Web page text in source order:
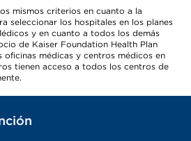
mismos criterios en cuanto a la
seleccionar los hospitales en los planes
y en cuanto a todos los demás
de Kaiser Foundation Health Plan
oficinas médicas y centros médicos en
tienen acceso a todos los centros de